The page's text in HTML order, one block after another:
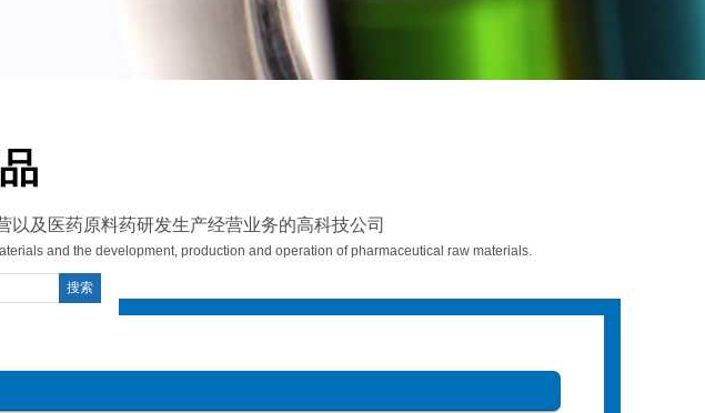
及医药原料药研发生产经营业务的高科技公司
and the development, production and operation of pharmaceutical raw materials.